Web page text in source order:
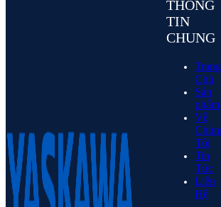
THÔNG
TIN
CHUNG
Trang
Chủ
Sản
phẩm
Về
Tôi
Tin
Tức
Liên
Hệ